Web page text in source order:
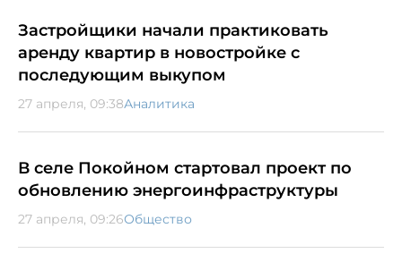
Застройщики начали практиковать
аренду квартир в новостройке с
последующим выкупом
27 апреля, 09:38Аналитика
В селе Покойном стартовал проект по
обновлению энергоинфраструктуры
27 апреля, 09:26Общество